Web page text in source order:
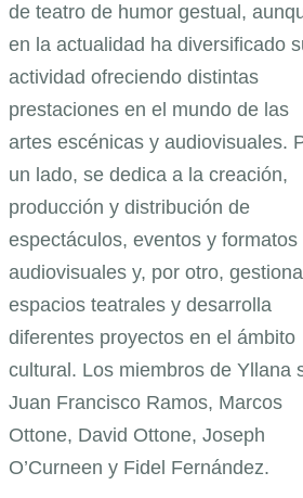
de teatro de humor gestual,
en la actualidad ha diversificado
actividad ofreciendo distintas
prestaciones en el mundo de las
artes escénicas y audiovisuales.
un lado, se dedica a la creación,
producción y distribución de
espectáculos, eventos y formatos
audiovisuales y, por otro, gestiona
espacios teatrales y desarrolla
diferentes proyectos en el ámbito
cultural. Los miembros de Yllana
Juan Francisco Ramos, Marcos
Ottone, David Ottone, Joseph
O’Curneen y Fidel Fernández.